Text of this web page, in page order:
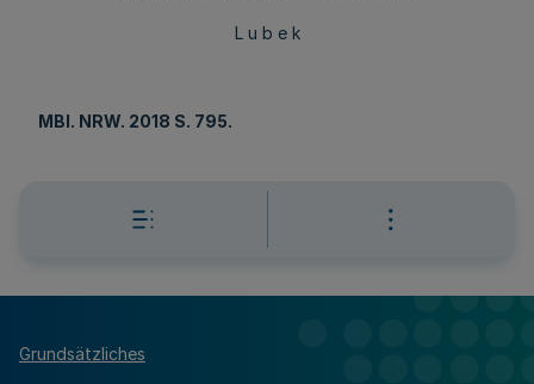
L u b e k
MBl. NRW. 2018 S. 795.
Grundsätzliches